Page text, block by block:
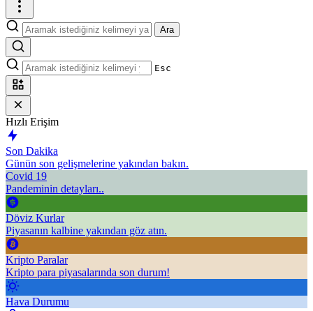
Ara
Esc
Hızlı Erişim
Son Dakika
Günün son gelişmelerine yakından bakın.
Covid 19
Pandeminin detayları..
Döviz Kurlar
Piyasanın kalbine yakından göz atın.
Kripto Paralar
Kripto para piyasalarında son durum!
Hava Durumu